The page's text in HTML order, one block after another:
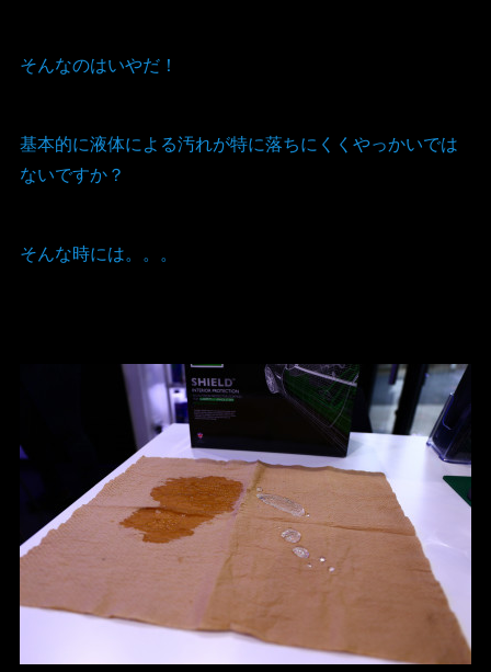
そんなのはいやだ！
基本的に液体による汚れが特に落ちにくくやっかいでは
ないですか？
そんな時には。。。